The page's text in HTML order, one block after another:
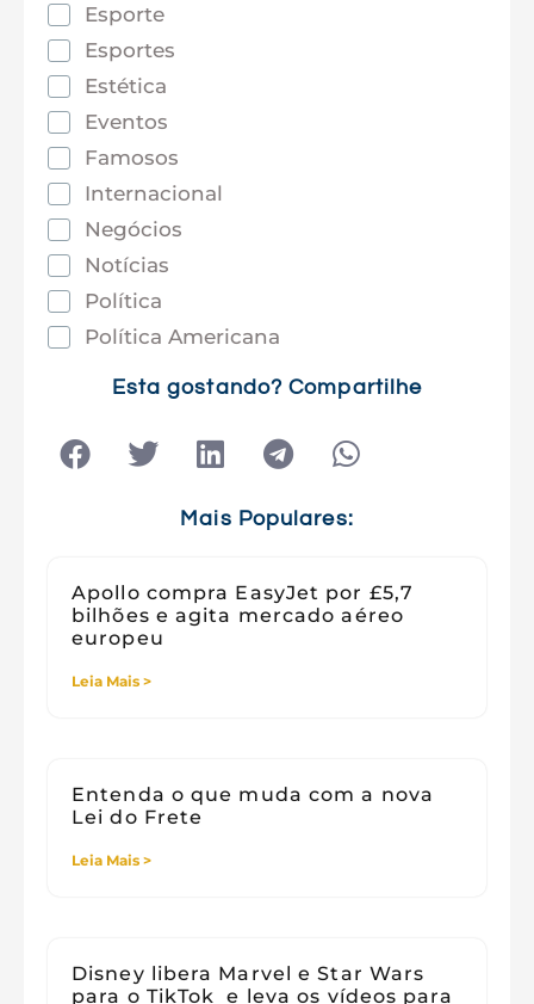
Esporte
Esportes
Estética
Eventos
Famosos
Internacional
Negócios
Notícias
Política
Política Americana
Tecnologia
Esta gostando? Compartilhe
Mais Populares:
Apollo compra EasyJet por £5,7
bilhões e agita mercado aéreo
europeu
Leia Mais >
Entenda o que muda com a nova
Lei do Frete
Leia Mais >
Disney libera Marvel e Star Wars
para o TikTok e leva os vídeos para